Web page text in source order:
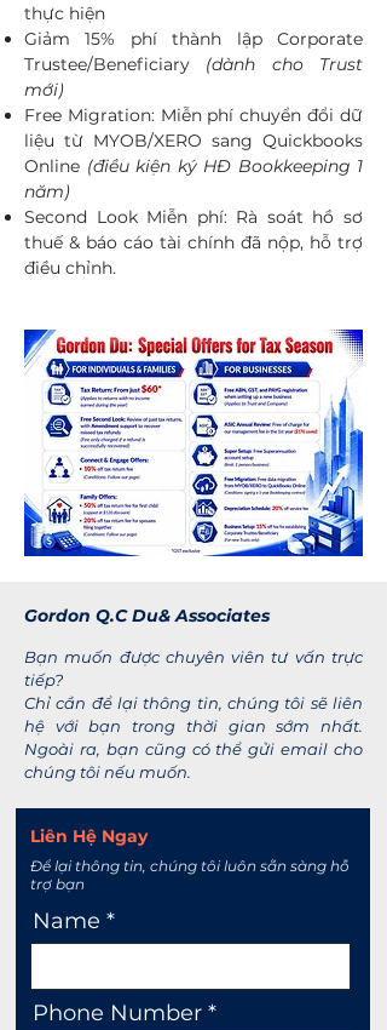
thực hiện
Giảm 15% phí thành lập Corporate
Trustee/Beneficiary (dành cho Trust
mới)
Free Migration: Miễn phí chuyển đổi dữ
liệu từ MYOB/XERO sang Quickbooks
Online (điều kiện ký HĐ Bookkeeping 1
năm)
Second Look Miễn phí: Rà soát hồ sơ
thuế & báo cáo tài chính đã nộp, hỗ trợ
điều chỉnh.
Gordon Q.C Du& Associates
Bạn muốn được chuyên viên tư vấn trực
tiếp?
Chỉ cần để lại thông tin, chúng tôi sẽ liên
hệ với bạn trong thời gian sớm nhất.
Ngoài ra, bạn cũng có thể gửi email cho
chúng tôi nếu muốn.
Liên Hệ Ngay
Để lại thông tin, chúng tôiluôn sẵn sàng hỗ
trợ bạn
Name
Phone Number